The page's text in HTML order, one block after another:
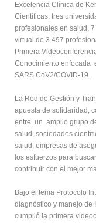
Excelencia Clínica de
Científicas, tres
profesionales en salud,
virtual de 3.497
Primera
Conocimiento enfocada
SARS CoV2/COVID-19.
La Red de Gestión y
apuesta de solidaridad,
entre un amplio grupo
salud, sociedades
salud, empresas de
los esfuerzos para
contribuir con el mejor
Bajo el tema Protocolo
diagnóstico y manejo de
cumplió la primera